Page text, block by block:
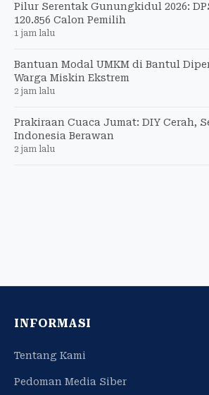
Pilur Serentak Gunungkidul 2026:
120.856 Calon Pemilih
1 jam lalu
Bantuan Modal UMKM di Bantul
Warga Miskin Ekstrem
2 jam lalu
Prakiraan Cuaca Jumat: DIY Cerah,
Indonesia Berawan
2 jam lalu
INFORMASI
Tentang Kami
Pedoman Media Siber